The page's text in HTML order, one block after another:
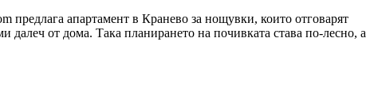
предлага апартамент в Кранево за нощувки, които отговарят
от дома. Така планирането на почивката става по-лесно, а